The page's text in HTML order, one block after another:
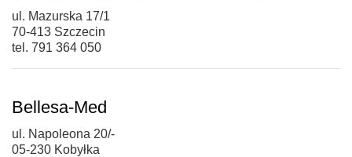
ul. Mazurska 17/1
70-413 Szczecin
tel. 791 364 050
Bellesa-Med
ul. Napoleona 20/-
05-230 Kobyłka